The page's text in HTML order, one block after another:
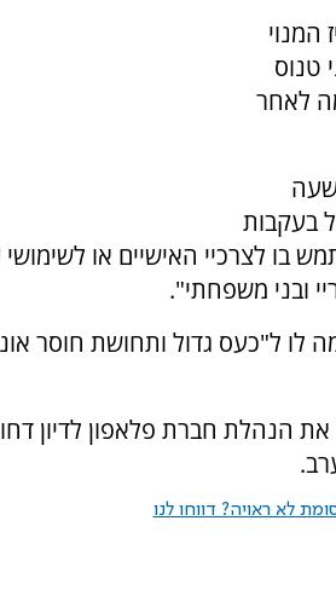
המנוי
טנוס
לאחר
בעקבות
לצרכיי האישיים או לשימושי
ובני משפחתי".
לו ל"כעס גדול ותחושת חוסר
הנהלת חברת פלאפון לדיון
לא ראויה? דווחו לנו